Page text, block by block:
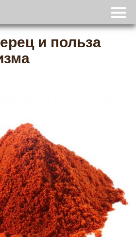
и польза